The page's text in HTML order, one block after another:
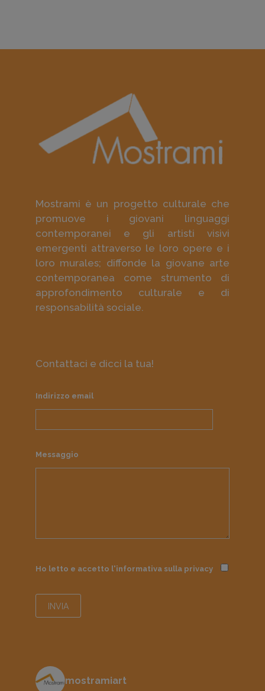
Mostrami è un progetto culturale che
promuove i giovani linguaggi
contemporanei e gli artisti visivi
emergenti attraverso le loro opere e i
loro murales; diffonde la giovane arte
contemporanea come strumento di
approfondimento culturale e di
responsabilità sociale.
Contattaci e dicci la tua!
Indirizzo email
Messaggio
Ho letto e accetto l'informativa sulla privacy
mostramiart